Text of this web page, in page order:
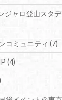
ジャロ登山スタ
コミュニティ(7)
(4)